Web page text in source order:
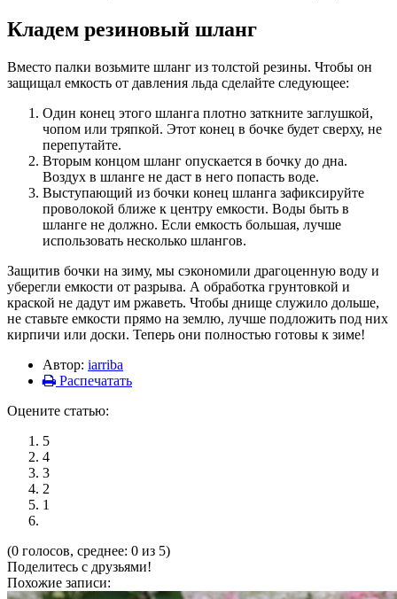
Кладем резиновый шланг
Вместо палки возьмите шланг из толстой резины. Чтобы он
защищал емкость от давления льда сделайте следующее:
Один конец этого шланга плотно заткните заглушкой,
чопом или тряпкой. Этот конец в бочке будет сверху, не
перепутайте.
Вторым концом шланг опускается в бочку до дна.
Воздух в шланге не даст в него попасть воде.
Выступающий из бочки конец шланга зафиксируйте
проволокой ближе к центру емкости. Воды быть в
шланге не должно. Если емкость большая, лучше
использовать несколько шлангов.
Защитив бочки на зиму, мы сэкономили драгоценную воду и
уберегли емкости от разрыва. А обработка грунтовкой и
краской не дадут им ржаветь. Чтобы днище служило дольше,
не ставьте емкости прямо на землю, лучше подложить под них
кирпичи или доски. Теперь они полностью готовы к зиме!
Автор: iarriba
Распечатать
Оцените статью:
5
4
3
2
1
(0 голосов, среднее: 0 из 5)
Поделитесь с друзьями!
Похожие записи: